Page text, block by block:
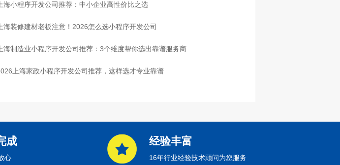
上海小程序开发公司推荐：中小企业高性价比之选
上海装修建材老板注意！2026怎么选小程序开发公司
上海制造业小程序开发公司推荐：3个维度帮你选出靠谱服务商
上海家政小程序开发公司推荐，这样选才专业靠谱
成
心
经验丰富
16年行业经验技术顾问为您服务